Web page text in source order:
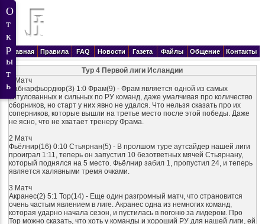
Главная Правила FAQ Новости Газета Файлы Общение Контакты
Тур 4 Первой лиги Исландии
1 Матч
Хабнарфьордюр(3) 1:0 Фрам(9) - Фрам является одной из самых
титулованных и сильных по РУ команд, даже умалчивая про количество
сборников, но старт у них явно не удался. Что нельзя сказать про их
соперников, которые вышли на третье место после этой победы. Даже
не ясно, что не хватает тренеру Фрама.
2 Матч
Фьёлнир(16) 0:10 Стьярнан(5) - В пролшом туре аутсайдер нашей лиги
проиграл 1:11, теперь он запустил 10 безответных мячей Стьярнану,
который поднялся на 5 место. Фьёлнир забил 1, пропустил 24, и теперь
является халявными тремя очками.
3 Матч
Акранес(2) 5:1 Тор(14) - Еще один разгромный матч, что страновится
очень частым явлением в лиге. Акранес одна из немногих команд,
которая ударно начала сезон, и пустилась в погоню за лидером. Про
Тор можно сказать, что хоть у команды и хороший РУ для нашей лиги, ей